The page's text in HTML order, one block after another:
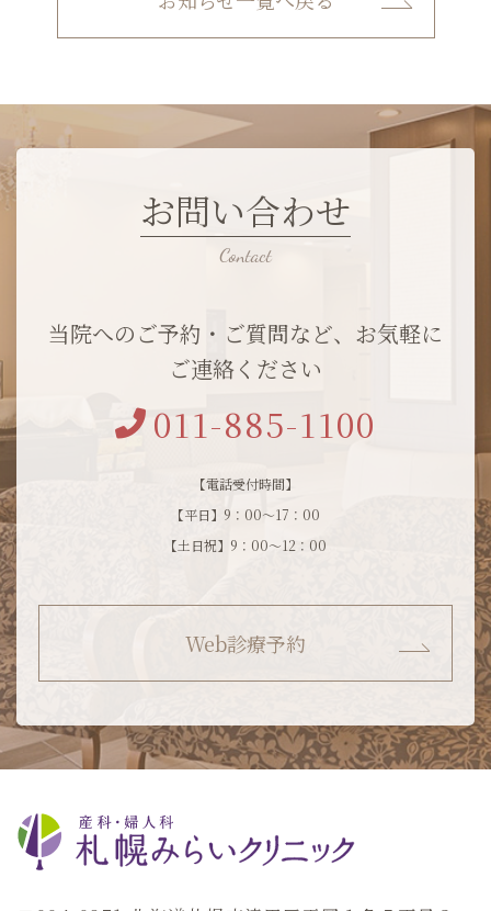
お問い合わせ
当院へのご予約・ご質問など、お気軽に
ご連絡ください
011-885-1100
【電話受付時間】
【平日】9：00～17：00
【土日祝】9：00～12：00
Web診療予約